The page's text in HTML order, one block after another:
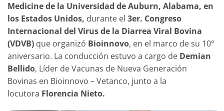
Medicine de la Universidad de Auburn, Alabama, en
los Estados Unidos, durante el 3er. Congreso
Internacional del Virus de la Diarrea Viral Bovina
(VDVB) que organizó Bioinnovo, en el marco de su 10°
aniversario. La conducción estuvo a cargo de Demian
Bellido, Líder de Vacunas de Nueva Generación
Bovinas en Bioinnovo – Vetanco, junto a la
locutora Florencia Nieto.